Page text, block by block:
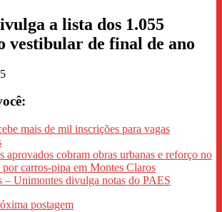
a lista dos 1.055
vestibular de final de ano
mais de mil inscrições para vagas
aprovados cobram obras urbanas e reforço no
por carros-pipa em Montes Claros
– Unimontes divulga notas do PAES
postagem